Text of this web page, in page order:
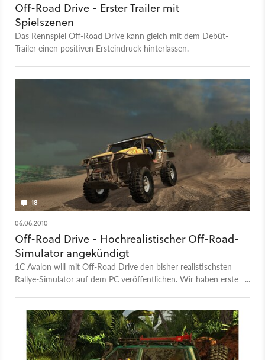
Off-Road Drive - Erster Trailer mit
Spielszenen
Das Rennspiel Off-Road Drive kann gleich mit dem Debüt-
Trailer einen positiven Ersteindruck hinterlassen.
18
06.06.2010
Off-Road Drive - Hochrealistischer Off-Road-
Simulator angekündigt
1C Avalon will mit Off-Road Drive den bisher realistischsten
Rallye-Simulator auf dem PC veröffentlichen. Wir haben erste